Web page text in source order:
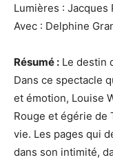
Lumières : Jacques
Avec : Delphine
Résumé : Le destin
Dans ce spectacle
et émotion, Louise
Rouge et égérie de
vie. Les pages qui
dans son intimité,